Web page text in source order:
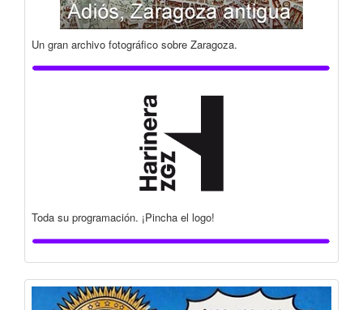
Un gran archivo fotográfico sobre Zaragoza.
Toda su programación. ¡Pincha el logo!